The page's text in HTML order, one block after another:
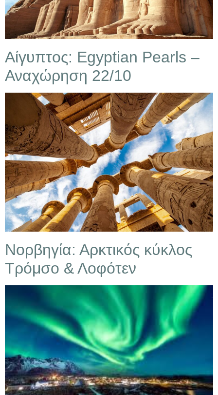
Αίγυπτος: Egyptian Pearls –
Αναχώρηση 22/10
Νορβηγία: Αρκτικός κύκλος
Τρόμσο & Λοφότεν